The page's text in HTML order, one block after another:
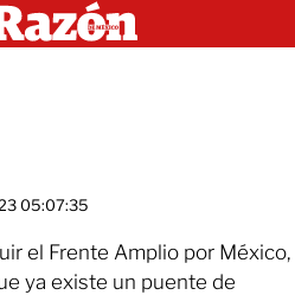
05:07:35
el Frente Amplio por México,
ya existe un puente de